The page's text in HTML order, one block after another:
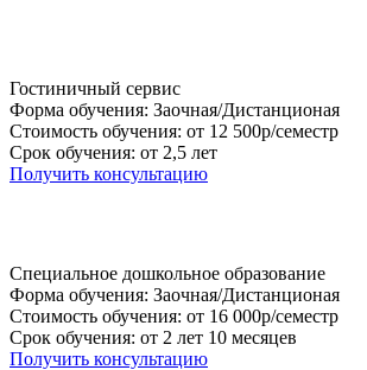
Гостиничный сервис
Форма обучения: Заочная/Дистанционая
Стоимость обучения: от 12 500р/семестр
Срок обучения: от 2,5 лет
Получить консультацию
Специальное дошкольное образование
Форма обучения: Заочная/Дистанционая
Стоимость обучения: от 16 000р/семестр
Срок обучения: от 2 лет 10 месяцев
Получить консультацию